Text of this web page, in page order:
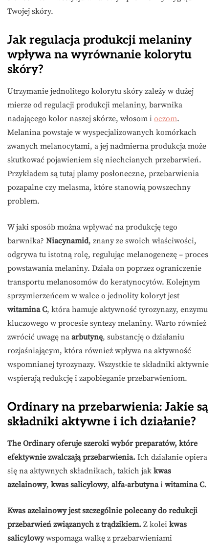
Twojej skóry.
Jak regulacja produkcji melaniny
wpływa na wyrównanie kolorytu
skóry?
Utrzymanie jednolitego kolorytu skóry zależy w dużej
mierze od regulacji produkcji melaniny, barwnika
nadającego kolor naszej skórze, włosom i oczom.
Melanina powstaje w wyspecjalizowanych komórkach
zwanych melanocytami, a jej nadmierna produkcja może
skutkować pojawieniem się niechcianych przebarwień.
Przykładem są tutaj plamy posłoneczne, przebarwienia
pozapalne czy melasma, które stanowią powszechny
problem.
W jaki sposób można wpływać na produkcję tego
barwnika? Niacynamid, znany ze swoich właściwości,
odgrywa tu istotną rolę, regulując melanogenezę – proces
powstawania melaniny. Działa on poprzez ograniczenie
transportu melanosomów do keratynocytów. Kolejnym
sprzymierzeńcem w walce o jednolity koloryt jest
witamina C, która hamuje aktywność tyrozynazy, enzymu
kluczowego w procesie syntezy melaniny. Warto również
zwrócić uwagę na arbutynę, substancję o działaniu
rozjaśniającym, która również wpływa na aktywność
wspomnianej tyrozynazy. Wszystkie te składniki aktywnie
wspierają redukcję i zapobieganie przebarwieniom.
Ordinary na przebarwienia: Jakie są
składniki aktywne i ich działanie?
The Ordinary oferuje szeroki wybór preparatów, które
efektywnie zwalczają przebarwienia. Ich działanie opiera
się na aktywnych składnikach, takich jak kwas
azelainowy, kwas salicylowy, alfa-arbutynai witamina C.
Kwas azelainowy jest szczególnie polecany do redukcji
przebarwień związanych z trądzikiem. Z kolei kwas
salicylowywspomaga walkę z przebarwieniami